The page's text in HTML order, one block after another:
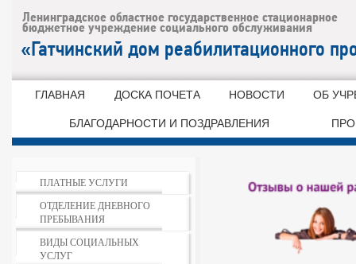
ГЛАВНАЯ ДОСКА ПОЧЕТА НОВОСТИ ОБ
БЛАГОДАРНОСТИ И ПОЗДРАВЛЕНИЯ
ПЛАТНЫЕ УСЛУГИ
ОТДЕЛЕНИЕ ДНЕВНОГО
ПРЕБЫВАНИЯ
ВИДЫ СОЦИАЛЬНЫХ
УСЛУГ